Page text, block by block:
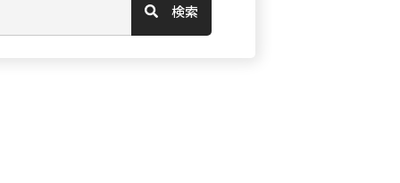
検索